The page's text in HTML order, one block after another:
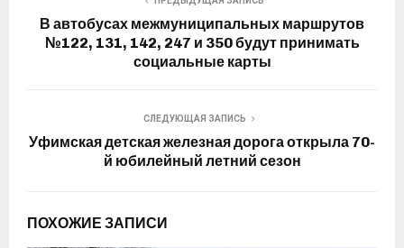
В автобусах межмуниципальных маршрутов
№122, 131, 142, 247 и 350 будут принимать
социальные карты
СЛЕДУЮЩАЯ ЗАПИСЬ
Уфимская детская железная дорога открыла 70-
й юбилейный летний сезон
ПОХОЖИЕ ЗАПИСИ